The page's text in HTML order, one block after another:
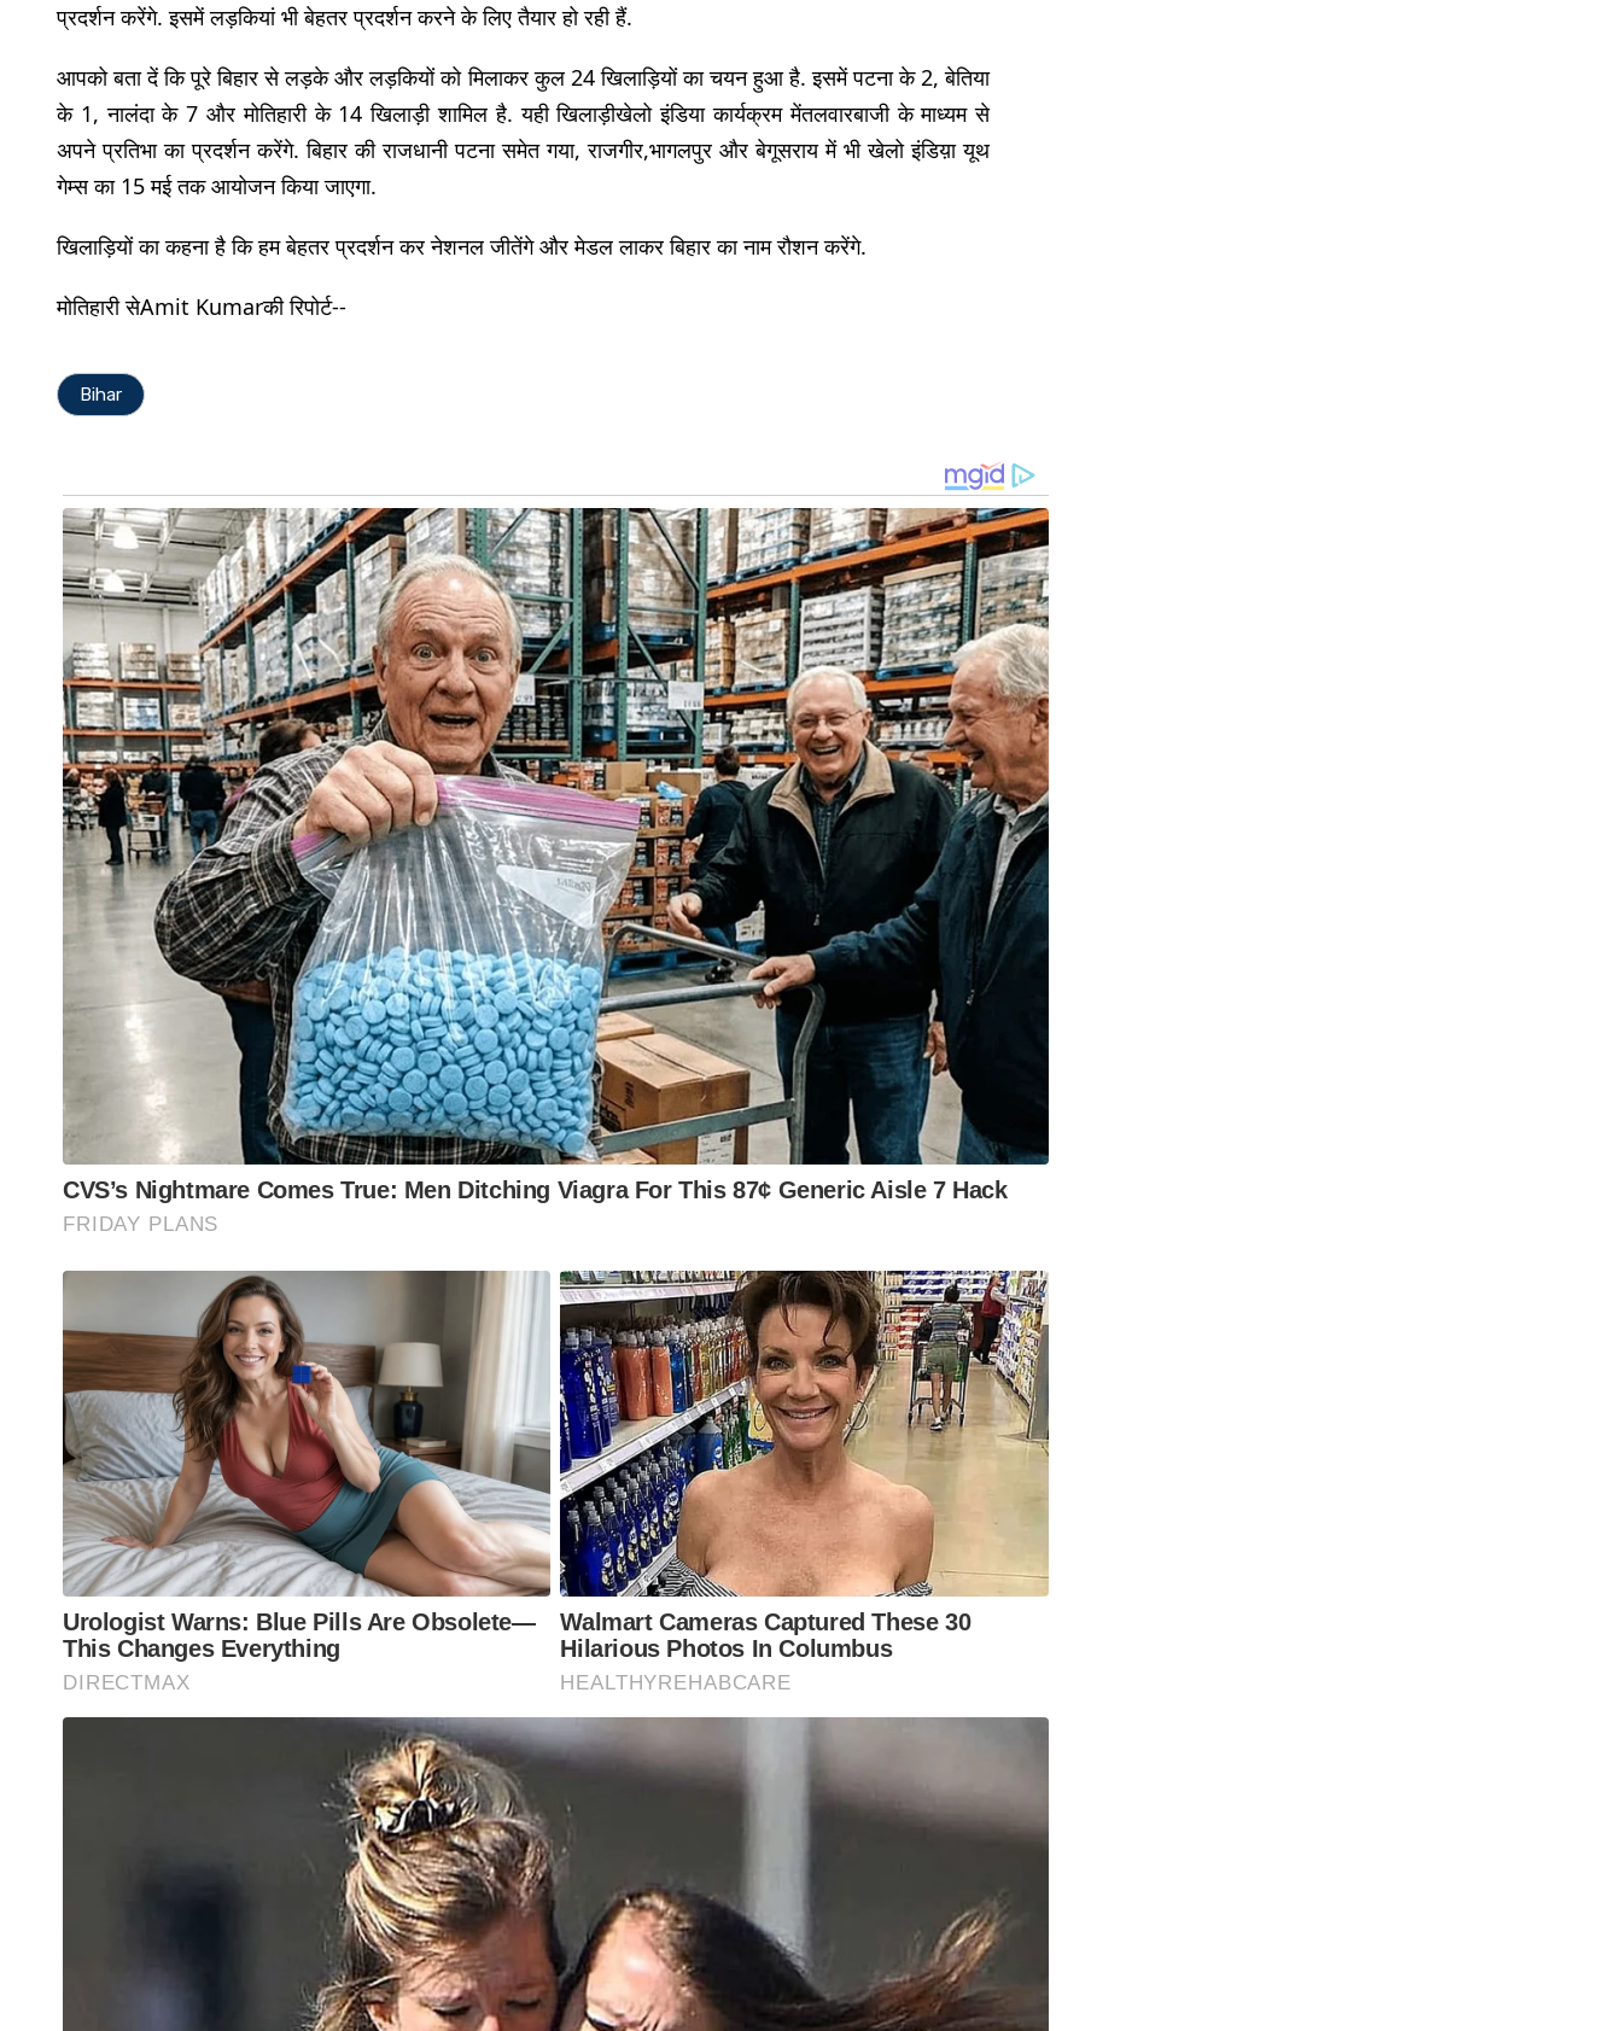
प्रदर्शन करेंगे. इसमें लड़कियां भी बेहतर प्रदर्शन करने के लिए तैयार हो रही हैं.
आपको बता दें कि पूरे बिहार से लड़के और लड़कियों को मिलाकर कुल 24 खिलाड़ियों का चयन हुआ है. इसमें पटना के 2, बेतिया
के 1, नालंदा के 7 और मोतिहारी के 14 खिलाड़ी शामिल है. यही खिलाड़ीखेलो इंडिया कार्यक्रम मेंतलवारबाजी के माध्यम से
अपने प्रतिभा का प्रदर्शन करेंगे. बिहार की राजधानी पटना समेत गया, राजगीर,भागलपुर और बेगूसराय में भी खेलो इंडिय़ा यूथ
गेम्स का 15 मई तक आयोजन किया जाएगा.
खिलाड़ियों का कहना है कि हम बेहतर प्रदर्शन कर नेशनल जीतेंगे और मेडल लाकर बिहार का नाम रौशन करेंगे.
मोतिहारी सेAmit Kumarकी रिपोर्ट--
Bihar